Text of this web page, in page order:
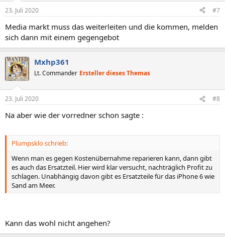
e
:
23. Juli 2020 #7
Media markt muss das weiterleiten und die kommen, melden
sich dann mit einem gegengebot
Mxhp361
Lt. Commander Ersteller dieses Themas
23. Juli 2020 #8
Na aber wie der vorredner schon sagte :
Plumpsklo schrieb:
Wenn man es gegen Kostenübernahme reparieren kann, dann gibt
es auch das Ersatzteil. Hier wird klar versucht, nachträglich Profit zu
schlagen. Unabhängig davon gibt es Ersatzteile für das iPhone 6 wie
Sand am Meer.
Kann das wohl nicht angehen?